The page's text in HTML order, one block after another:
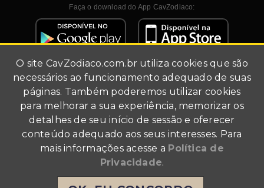
O site CavZodiaco.com.br utiliza cookies que são
necessários ao funcionamento adequado de suas
páginas. Também poderemos utilizar cookies
para melhorar a sua experiência, memorizar os
detalhes de seu início de sessão e oferecer
conteúdo adequado aos seus interesses. Para
mais informações acesse a Política de
Privacidade.
Faça o download do App CavZodiaco:
Site de fãs (fã-clube).
Todo conteúdo multimídia foi utilizado para fins de
divulgação.
Agradecimentos a Masami Kurumada, Shueisha, Akita